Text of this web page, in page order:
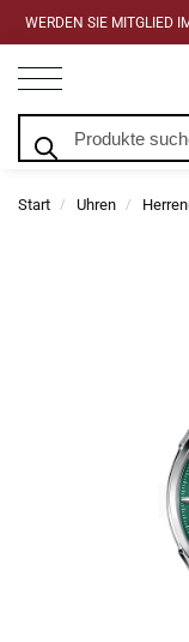
WERDEN SIE MITGLIED
Start / Uhren /